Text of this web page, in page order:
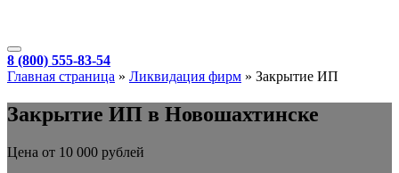
8 (800) 555-83-54
Главная страница » Ликвидация фирм » Закрытие ИП
Закрытие ИП в Новошахтинске
Цена от 10 000 рублей